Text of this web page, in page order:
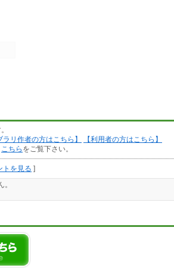
ラリ作者の方はこちら】
【利用者の方はこちら】
こちら をご覧下さい。
トを見る ]